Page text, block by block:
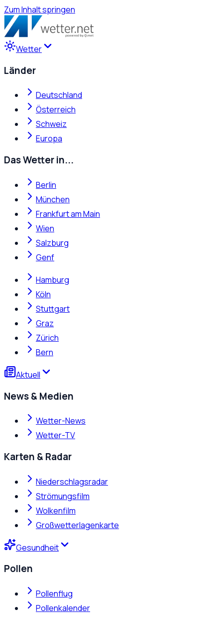
Zum Inhalt springen
Wetter
Länder
Deutschland
Österreich
Schweiz
Europa
Das Wetter in...
Berlin
München
Frankfurt am Main
Wien
Salzburg
Genf
Hamburg
Köln
Stuttgart
Graz
Zürich
Bern
Aktuell
News & Medien
Wetter-News
Wetter-TV
Karten & Radar
Niederschlagsradar
Strömungsfilm
Wolkenfilm
Großwetterlagenkarte
Gesundheit
Pollen
Pollenflug
Pollenkalender